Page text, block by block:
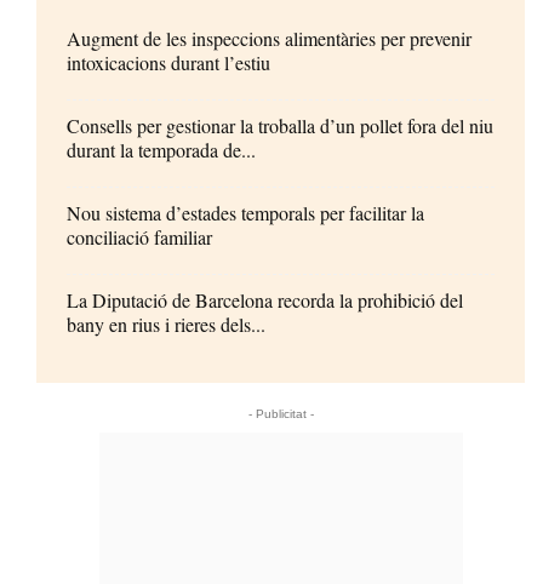
Augment de les inspeccions alimentàries per prevenir
intoxicacions durant l’estiu
Consells per gestionar la troballa d’un pollet fora del niu
durant la temporada de...
Nou sistema d’estades temporals per facilitar la
conciliació familiar
La Diputació de Barcelona recorda la prohibició del
bany en rius i rieres dels...
- Publicitat -